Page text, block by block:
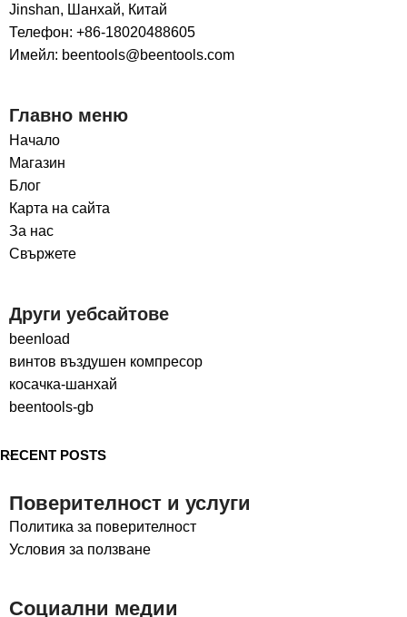
Jinshan, Шанхай, Китай
Телефон: +86-18020488605
Имейл: beentools@beentools.com
Главно меню
Начало
Магазин
Блог
Карта на сайта
За нас
Свържете
Други уебсайтове
beenload
винтов въздушен компресор
косачка-шанхай
beentools-gb
RECENT POSTS
Поверителност и услуги
Политика за поверителност
Условия за ползване
Социални медии